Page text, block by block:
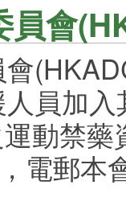
員會
員加
動禁
電郵本